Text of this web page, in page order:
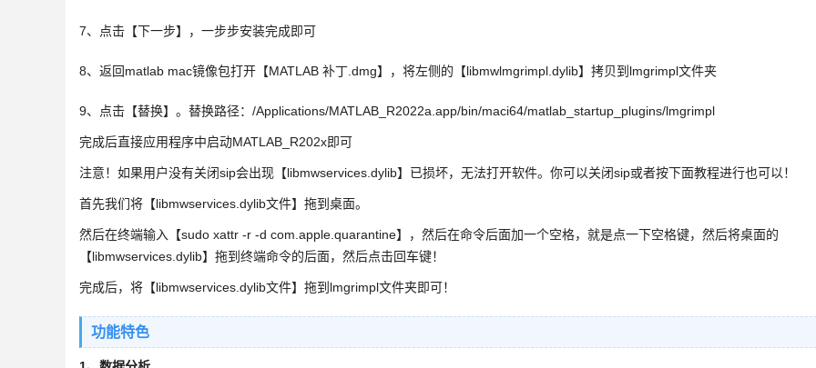
7、点击【下一步】，一步步安装完成即可
8、返回matlab mac镜像包打开【MATLAB 补丁.dmg】，将左侧的【libmwlmgrimpl.dylib】拷贝到lmgrimpl文件夹
9、点击【替换】。替换路径：/Applications/MATLAB_R2022a.app/bin/maci64/matlab_startup_plugins/lmgrimpl
完成后直接应用程序中启动MATLAB_R202x即可
注意！如果用户没有关闭sip会出现【libmwservices.dylib】已损坏，无法打开软件。你可以关闭sip或者按下面教程进行也可以！
首先我们将【libmwservices.dylib文件】拖到桌面。
然后在终端输入【sudo xattr -r -d com.apple.quarantine】，然后在命令后面加一个空格，就是点一下空格键，然后将桌面的
【libmwservices.dylib】拖到终端命令的后面，然后点击回车键！
完成后，将【libmwservices.dylib文件】拖到lmgrimpl文件夹即可！
功能特色